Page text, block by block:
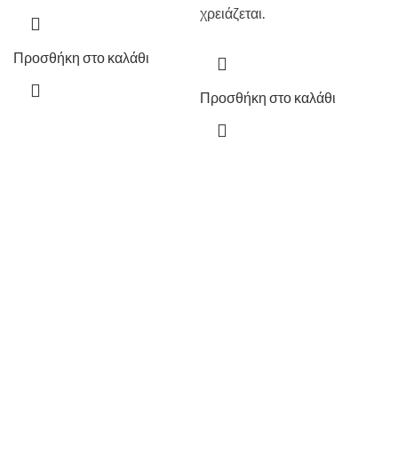
Προσθήκη στο καλάθι
χρειάζεται.
Προσθήκη στο καλάθι